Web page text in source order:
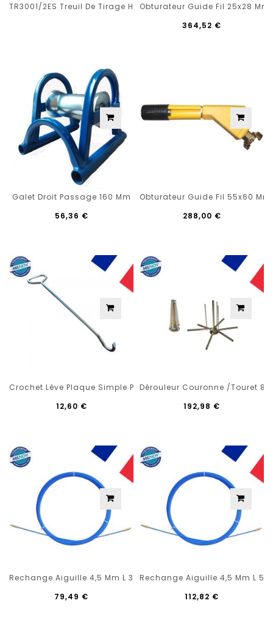
TR3001/2ES Treuil De Tirage Homologué Route 3 T
Obturateur Guide Fil 25x28
364,52 €
Galet Droit Passage 160 Mm
56,36 €
Obturateur Guide Fil 55x60
288,00 €
Crochet Lève Plaque Simple Poignée Longueur 570mm Ø 12
12,60 €
Dérouleur Couronne /touret
192,98 €
Rechange Aiguille 4,5 Mm L 30 M + 2 Embouts Et 1 Ogive
79,49 €
Rechange Aiguille 4,5 Mm L 50
112,82 €